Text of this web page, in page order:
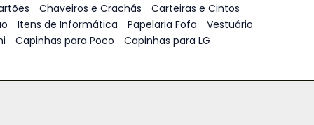
Chaveiros e Crachás
Carteiras e Cintos
Itens de Informática Papelaria Fofa
Vestuário
Capinhas para Poco Capinhas para LG